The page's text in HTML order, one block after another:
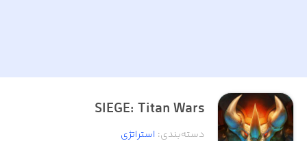
SIEGE: Titan Wars
دسته‌بندی: استراتژی